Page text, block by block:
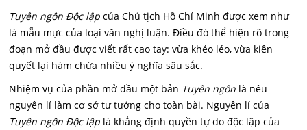
Tuyên ngôn Độc lậpcủa Chủ tịch Hồ Chí Minh được xem như
là mẫu mực của loại văn nghị luận. Điều đó thể hiện rõ trong
đoạn mở đầu được viết rất cao tay: vừa khéo léo, vừa kiên
quyết lại hàm chứa nhiều ý nghĩa sâu sắc.
Nhiệm vụ của phần mở đầu một bản Tuyên ngôn là nêu
nguyên lí làm cơ sở tư tưởng cho toàn bài. Nguyên lí của
Tuyên ngôn Độc lập là khẳng định quyền tự do độc lập của